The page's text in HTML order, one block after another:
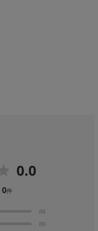
0.0
0件
(0)
(0)